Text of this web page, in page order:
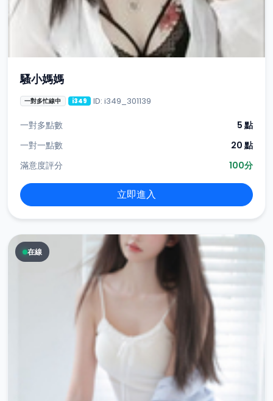
騷小媽媽
一對多忙線中 i349 ID: i349_301139
一對多點數
5 點
一對一點數
20 點
滿意度評分
100分
立即進入
在線